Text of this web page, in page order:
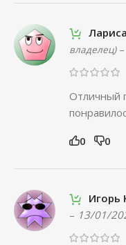
владелец) –
Отличный
0 0
Игорь
– 13/01/